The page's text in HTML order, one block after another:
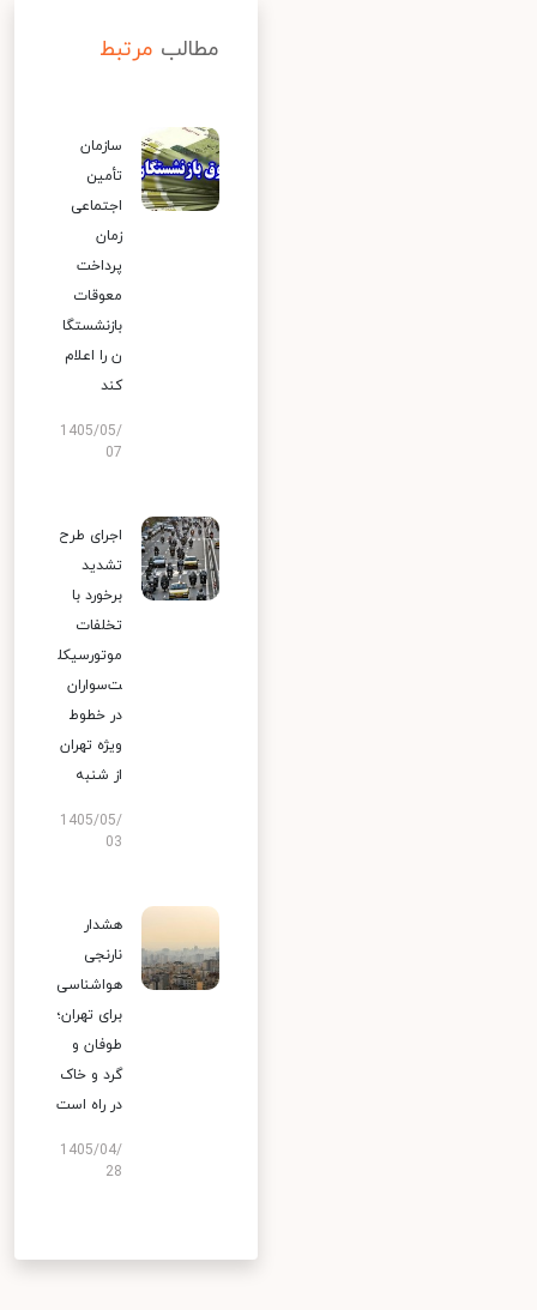
مطالب مرتبط
سازمان
تأمین
اجتماعی
زمان
پرداخت
معوقات
بازنشستگا
ن را اعلام
کند
1405/05/
07
اجرای طرح
تشدید
برخورد با
تخلفات
موتورسیکل
ت‌سواران
در خطوط
ویژه تهران
از شنبه
1405/05/
03
هشدار
نارنجی
هواشناسی
برای تهران؛
طوفان و
گرد و خاک
در راه است
1405/04/
28